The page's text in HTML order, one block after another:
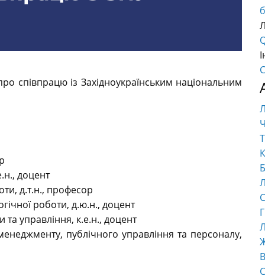
співпрацю із Західноукраїнським національним
доцент
д.т.н., професор
роботи, д.ю.н., доцент
управління, к.е.н., доцент
публічного управління та персоналу,